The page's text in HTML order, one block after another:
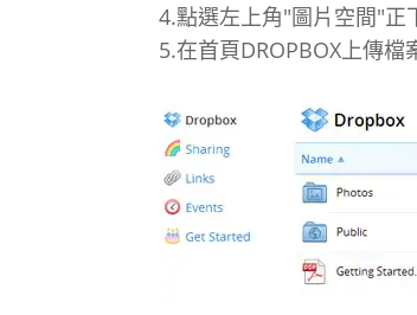
4.點選左上角"圖片空間"正
5.在首頁DROPBOX上傳